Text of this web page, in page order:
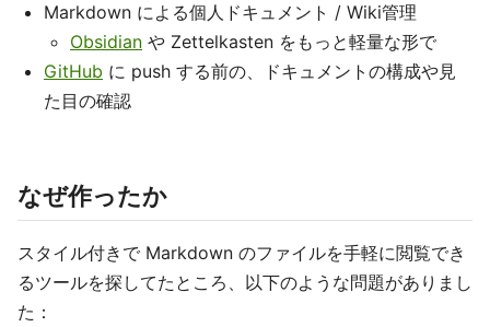
Markdown による個人ドキュメント / Wiki管理
Obsidian や Zettelkasten をもっと軽量な形で
GitHub に push する前の、ドキュメントの構成や見
た目の確認
なぜ作ったか
スタイル付きで Markdown のファイルを手軽に閲覧でき
るツールを探してたところ、以下のような問題がありまし
た：